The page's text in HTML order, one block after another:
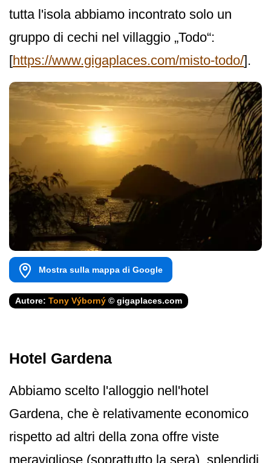
tutta l'isola abbiamo incontrato solo un
gruppo di cechi nel villaggio „Todo“:
[https://www.gigaplaces.com/misto-todo/].
Mostra sulla mappa di Google
Autore: Tony Výborný © gigaplaces.com
Hotel Gardena
Abbiamo scelto l'alloggio nell'hotel
Gardena, che è relativamente economico
rispetto ad altri della zona offre viste
meravigliose (soprattutto la sera), splendidi